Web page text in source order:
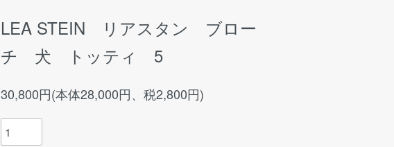
LEA STEIN リアスタン ブロー
チ 犬 トッティ 5
30,800円(本体28,000円、税2,800円)